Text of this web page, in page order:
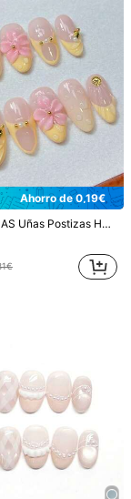
de Vestir Zapatos
Ahorro de 0,19€
Crema Francés, Flor Rosa 3D con Decoración de Perla de Concha Dorada, Pegatinas de Uñas Elegantes Reutilizables, Calidad de Salón, Amigable para Principiantes para Citas Diarias & Ocasiones de Boda